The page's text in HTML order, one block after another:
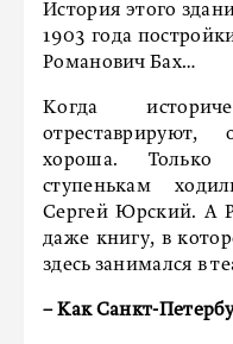
История этого
1903 года
Романович Бах…
Когда
хороша. Только
ступенькам
Сергей Юрский. А
даже книгу, в
здесь занимался в
– Как Санкт-